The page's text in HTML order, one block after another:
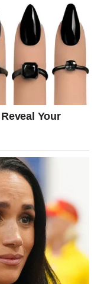
dodajte 4 žlice gela
uljem:
Sve sastojke
konzistenciju.
Dobro zatvorite i